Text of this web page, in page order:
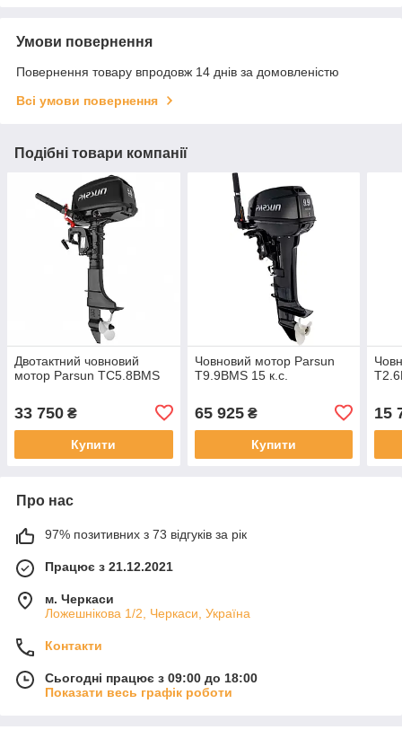
Умови повернення
Повернення товару впродовж 14 днів за домовленістю
Всі умови повернення
Подібні товари компанії
Двотактний човновий
мотор Parsun ТС5.8BMS
33 750 ₴
Купити
Човновий мотор Parsun
T9.9BMS 15 к.с.
65 925₴
Купити
15
Про нас
97% позитивних з 73 відгуків за рік
Працює з 21.12.2021
м. Черкаси
Ложешнікова 1/2, Черкаси, Україна
Контакти
Сьогодні працює з 09:00 до 18:00
Показати весь графік роботи